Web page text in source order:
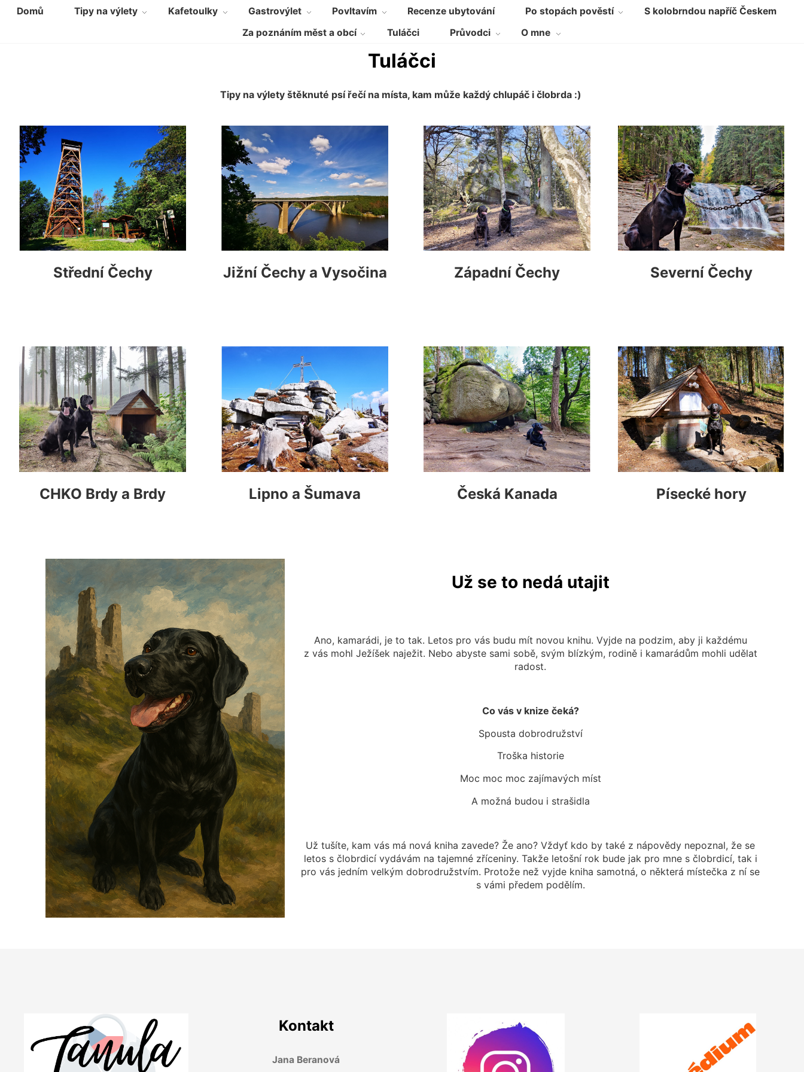
Domů Tipy na výlety Kafetoulky Gastrovýlet Povltavím Recenze ubytování Po stopách pověstí
S kolobrndou napříč Českem
Za poznáním měst a obcí
Tuláčci Průvodci O mne
Tuláčci
Tipy na výlety štěknuté psí řečí na místa, kam může každý chlupáč i člobrda :)
Střední Čechy Jižní Čechy a Vysočina Západní Čechy Severní Čechy
CHKO Brdy a Brdy Lipno a Šumava Česká Kanada Písecké hory
Už se to nedá utajit
Ano, kamarádi, je to tak. Letos pro vás budu mít novou knihu. Vyjde na podzim, aby ji každému
z vás mohl Ježíšek naježit. Nebo abyste sami sobě, svým blízkým, rodině i kamarádům mohli udělat
radost.
Co vás v knize čeká?
Spousta dobrodružství
Troška historie
Moc moc moc zajímavých míst
A možná budou i strašidla
Už tušíte, kam vás má nová kniha zavede? Že ano? Vždyť kdo by také z nápovědy nepoznal, že se
letos s člobrdicí vydávám na tajemné zříceniny. Takže letošní rok bude jak pro mne s člobrdicí, tak i
pro vás jedním velkým dobrodružstvím. Protože než vyjde kniha samotná, o některá místečka z ní se
s vámi předem podělím.
Kontakt
Jana Beranová